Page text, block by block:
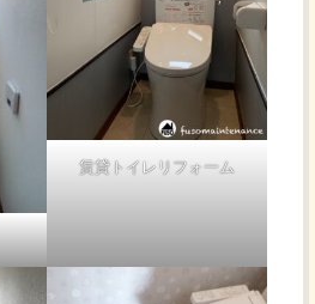
賃貸トイレリフォーム